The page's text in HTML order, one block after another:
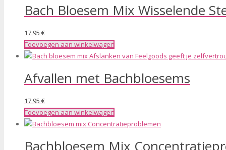
Bach Bloesem Mix Wisselende
17.95 €
Toevoegen aan winkelwagen
Afvallen met Bachbloesems
17.95 €
Toevoegen aan winkelwagen
Bachbloesem Mix